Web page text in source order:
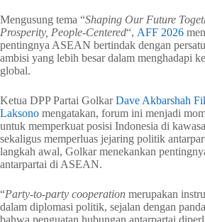
Mengusung tema “Shaping Our Future
Prosperity, People-Centered“, AFF 2026
pentingnya ASEAN bertindak dengan
ambisi yang lebih besar dalam menghadapi
global.
Ketua DPP Partai GolkarDave Akbarshah
Laksono mengatakan, forum ini menjadi
untuk memperkuat posisi Indonesia di
sekaligus memperluas jejaring politik
langkah awal, Golkar menekankan
antarpartai di ASEAN.
“Party-to-party cooperation merupakan
dalam diplomasi politik, sejalan dengan